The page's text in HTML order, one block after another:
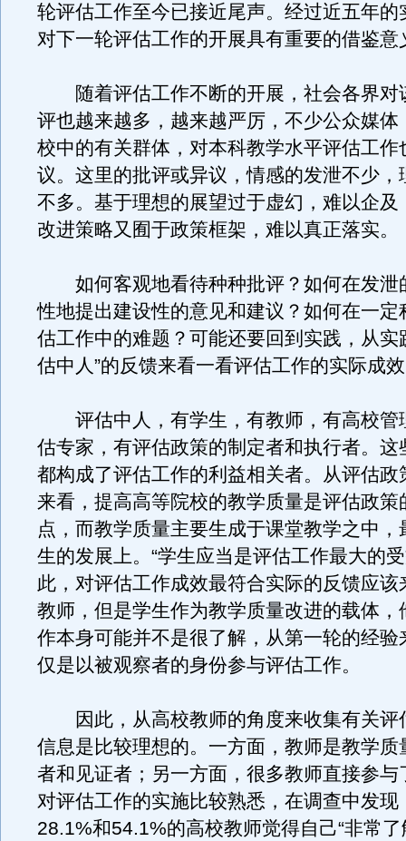
轮评估工作至今已接近尾声。经过近五年的
对下一轮评估工作的开展具有重要的借鉴意
随着评估工作不断的开展，社会各界对
评也越来越多，越来越严厉，不少公众媒体
校中的有关群体，对本科教学水平评估工作
议。这里的批评或异议，情感的发泄不少，
不多。基于理想的展望过于虚幻，难以企及
改进策略又囿于政策框架，难以真正落实。
如何客观地看待种种批评？如何在发泄
性地提出建设性的意见和建议？如何在一定
估工作中的难题？可能还要回到实践，从实
估中人”的反馈来看一看评估工作的实际成
评估中人，有学生，有教师，有高校管
估专家，有评估政策的制定者和执行者。这
都构成了评估工作的利益相关者。从评估政
来看，提高高等院校的教学质量是评估政策
点，而教学质量主要生成于课堂教学之中，
生的发展上。“学生应当是评估工作最大的
此，对评估工作成效最符合实际的反馈应该
教师，但是学生作为教学质量改进的载体，
作本身可能并不是很了解，从第一轮的经验
仅是以被观察者的身份参与评估工作。
因此，从高校教师的角度来收集有关评
信息是比较理想的。一方面，教师是教学质
者和见证者；另一方面，很多教师直接参与
对评估工作的实施比较熟悉，在调查中发现
28.1%和54.1%的高校教师觉得自己“非常了